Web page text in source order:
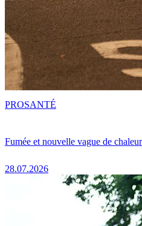
Fumée et nouvelle vague de
28.07.2026
PROSANTÉ